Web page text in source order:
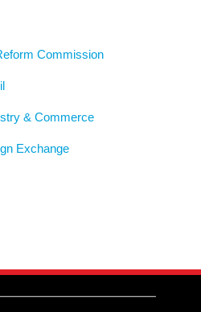
Commission
& Commerce
Exchange